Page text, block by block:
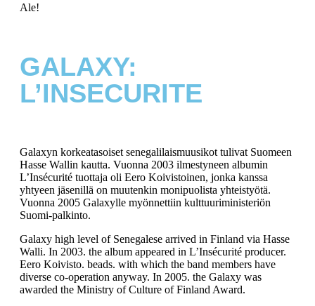
Ale!
GALAXY:
L’INSECURITE
Galaxyn korkeatasoiset senegalilaismuusikot tulivat Suomeen
Hasse Wallin kautta. Vuonna 2003 ilmestyneen albumin
L’Insécurité tuottaja oli Eero Koivistoinen, jonka kanssa
yhtyeen jäsenillä on muutenkin monipuolista yhteistyötä.
Vuonna 2005 Galaxylle myönnettiin kulttuuriministeriön
Suomi-palkinto.
Galaxy high level of Senegalese arrived in Finland via Hasse
Walli. In 2003. the album appeared in L’Insécurité producer.
Eero Koivisto. beads. with which the band members have
diverse co-operation anyway. In 2005. the Galaxy was
awarded the Ministry of Culture of Finland Award.